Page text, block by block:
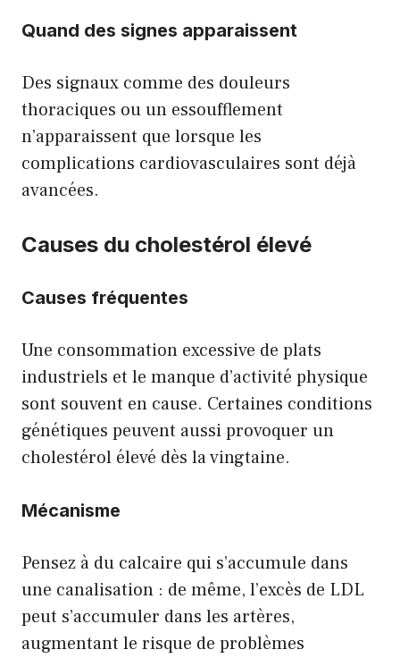
Quand des signes apparaissent
Des signaux comme des douleurs
thoraciques ou un essoufflement
n’apparaissent que lorsque les
complications cardiovasculaires sont déjà
avancées.
Causes du cholestérol élevé
Causes fréquentes
Une consommation excessive de plats
industriels et le manque d’activité physique
sont souvent en cause. Certaines conditions
génétiques peuvent aussi provoquer un
cholestérol élevé dès la vingtaine.
Mécanisme
Pensez à du calcaire qui s’accumule dans
une canalisation : de même, l’excès de LDL
peut s’accumuler dans les artères,
augmentant le risque de problèmes